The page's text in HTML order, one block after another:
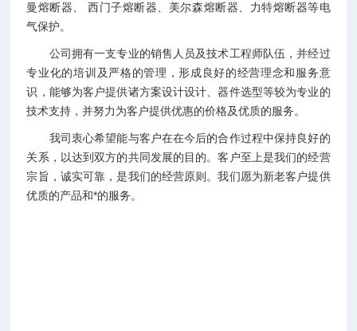
曼熔断器、 西门子熔断器、美尔森熔断器、力特熔断器等电
气保护。
公司拥有一支专业的销售人员及技术工程师队伍，并经过
专业化的培训及严格的管理，形成良好的经营理念和服务意
识，能够为客户提供诸方案设计设计、器件选型等较为专业的
技术支持，并努力为客户提供优惠的价格及优质的服务。
我司衷心希望能与客户在在今后的合作过程中保持良好的
关系，以达到双方的共同发展的目的。客户至上是我们的经营
宗旨，诚实可靠，是我们的经营原则。我们愿为新老客户提供
优质的产品和*的服务。